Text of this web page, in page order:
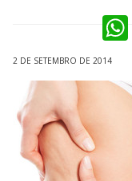
2 DE SETEMBRO DE 2014